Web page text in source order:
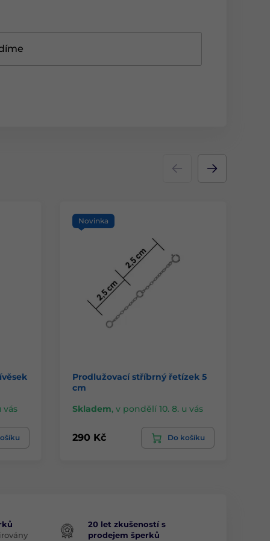
vás
Novinka
Prodlužovací stříbrný řetízek 5
cm
Skladem, v pondělí 10. 8. u vás
290 Kč Do košíku
20 let zkušeností s
prodejem šperků